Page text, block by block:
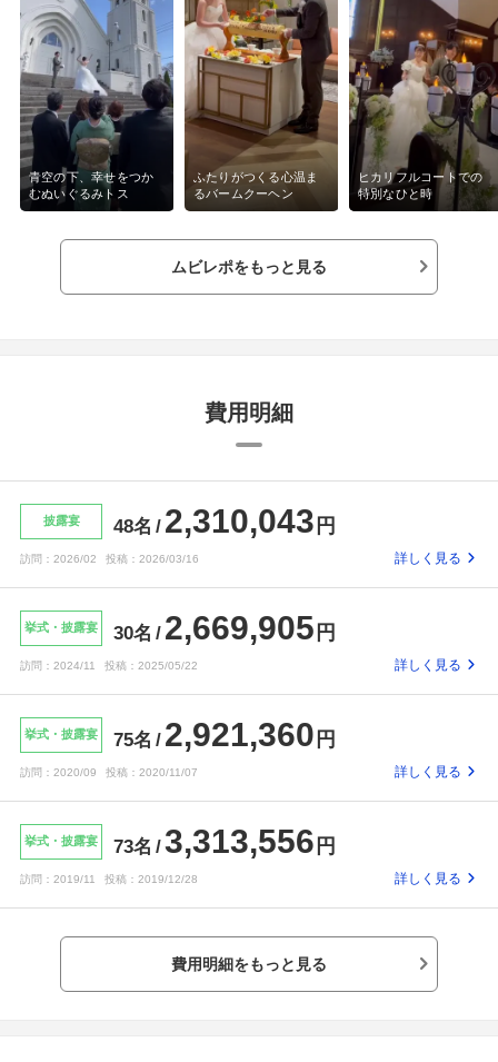
青空の下、幸せをつか
むぬいぐるみトス
ふたりがつくる心温ま
るバームクーヘン
ヒカリフルコートでの
特別なひと時
ムビレポをもっと見る
費用明細
披露宴 48名 2,310,043 円
訪問： 2026/02 投稿： 2026/03/16 詳しく見る
挙式・披露宴 30名 2,669,905 円
訪問： 2024/11 投稿： 2025/05/22 詳しく見る
挙式・披露宴 75名 2,921,360 円
訪問： 2020/09 投稿： 2020/11/07 詳しく見る
挙式・披露宴 73名 3,313,556 円
訪問： 2019/11 投稿： 2019/12/28 詳しく見る
費用明細をもっと見る